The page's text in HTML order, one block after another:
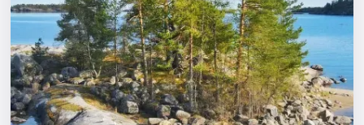
Города
Площадки
Артисты